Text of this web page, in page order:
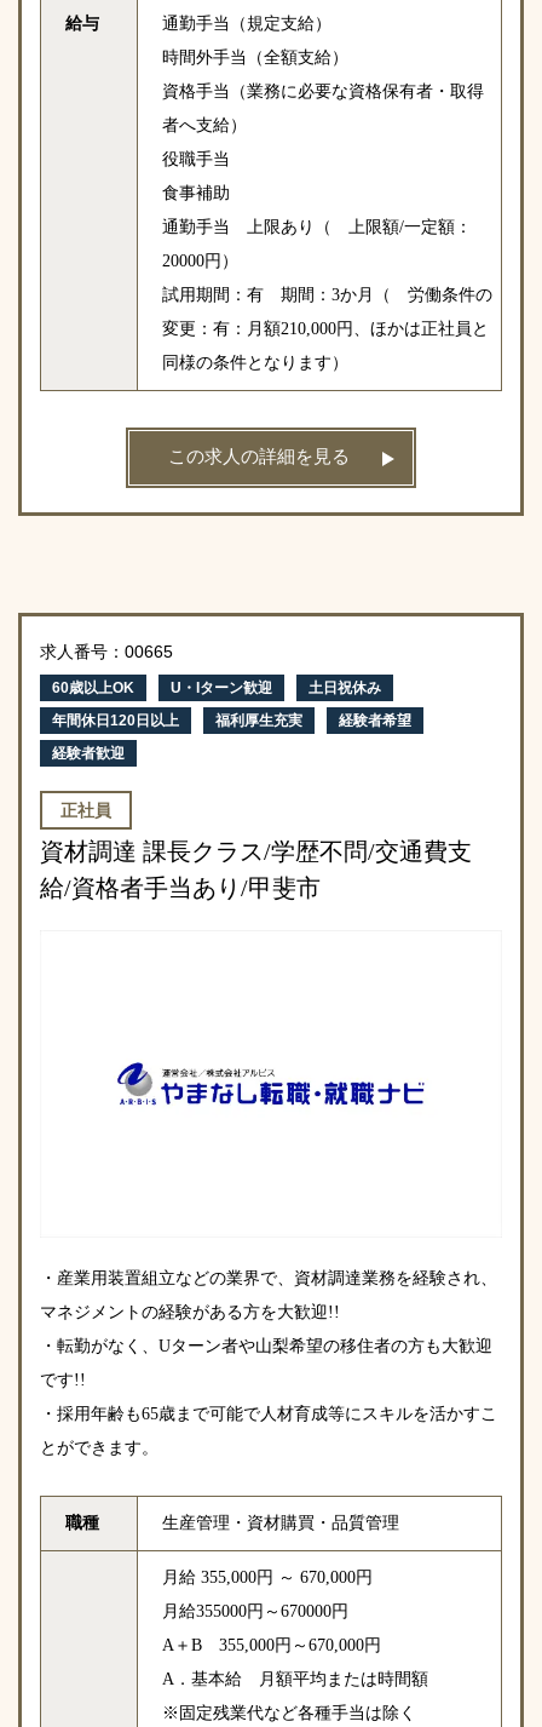
給与
通勤手当（規定支給）
時間外手当（全額支給）
資格手当（業務に必要な資格保有者・取得
者へ支給）
役職手当
食事補助
通勤手当 上限あり（ 上限額/一定額：
20000円）
試用期間：有 期間：3か月（ 労働条件の
変更：有：月額210,000円、ほかは正社員と
同様の条件となります）
この求人の詳細を見る
求人番号：00665
60歳以上OK U・Iターン歓迎
土日祝休み
年間休日120日以上
福利厚生充実
経験者希望
経験者歓迎
正社員
資材調達 課長クラス/学歴不問/交通費支
給/資格者手当あり/甲斐市
・産業用装置組立などの業界で、資材調達業務を経験され、
マネジメントの経験がある方を大歓迎!!
・転勤がなく、Uターン者や山梨希望の移住者の方も大歓迎
です!!
・採用年齢も65歳まで可能で人材育成等にスキルを活かすこ
とができます。
職種 生産管理・資材購買・品質管理
月給 355,000円 ～ 670,000円
月給355000円～670000円
A＋B 355,000円～670,000円
A．基本給 月額平均または時間額
※固定残業代など各種手当は除く